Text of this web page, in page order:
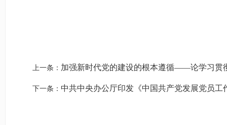
上一条： 加强新时代党的建设的根本遵循——论学习贯
下一条： 中共中央办公厅印发《中国共产党发展党员工